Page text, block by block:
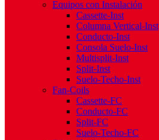
Equipos con Instalación
Cassette-Inst
Columna Vertical-Inst
Conducto-Inst
Consola Suelo-Inst
Multisplit-Inst
Split-Inst
Suelo-Techo-Inst
Fan-Coils
Cassette-FC
Conducto-FC
Split-FC
Suelo-Techo-FC